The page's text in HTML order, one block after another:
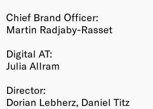
Chief Brand Officer:
Martin Radjaby-Rasset
Digital AT:
Julia Allram
Director:
Dorian Lebherz, Daniel Titz